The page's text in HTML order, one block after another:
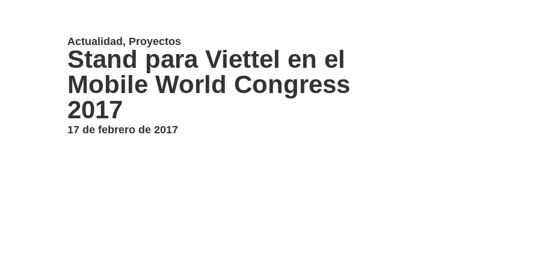
Actualidad , Proyectos
Stand para Viettel en el
Mobile World Congress
2017
17 de febrero de 2017